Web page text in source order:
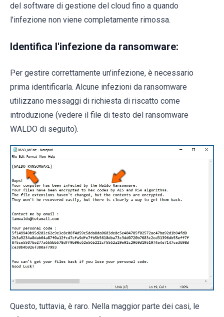
del software di gestione del cloud fino a quando
l'infezione non viene completamente rimossa.
Identifica l'infezione da ransomware:
Per gestire correttamente un'infezione, è necessario
prima identificarla. Alcune infezioni da ransomware
utilizzano messaggi di richiesta di riscatto come
introduzione (vedere il file di testo del ransomware
WALDO di seguito).
Questo, tuttavia, è raro. Nella maggior parte dei casi, le